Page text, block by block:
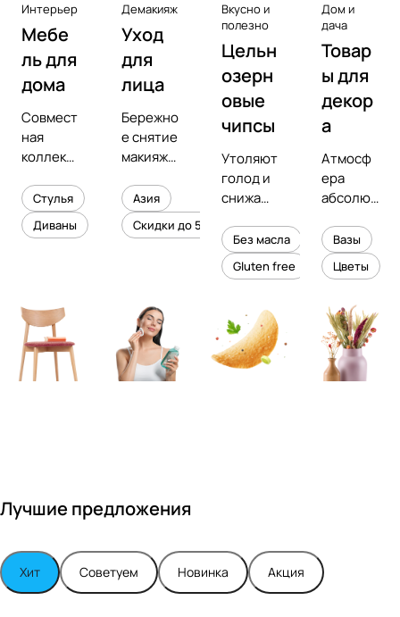
Интерьер
Мебе
ль для
дома
Совмест
ная
коллекц
предмет
ным
дизайне
Турским
Стулья
Диваны
Демакияж
Уход
для
лица
Бережно
е снятие
макияжа
увлажне
ние
кожи
Азия
Скидки до 50%
Вкусно и
полезно
Цельн
озерн
овые
чипсы
Утоляют
голод и
снижают
холесте
рина
Без масла
Gluten free
Дом и
дача
Товар
ы для
декор
а
Атмосф
ера
абсолют
уюта в
вашем
интерье
Вазы
Цветы
Лучшие предложения
Хит Советуем Новинка Акция